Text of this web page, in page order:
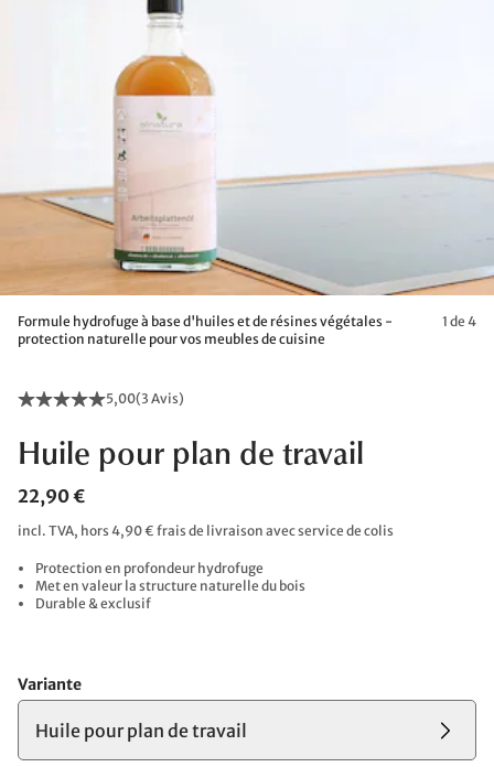
Formule hydrofuge à base d'huiles et de résines végétales -
protection naturelle pour vos meubles de cuisine
1 de 4
5,00(3 Avis)
Huile pour plan de travail
22,90 €
incl. TVA, hors 4,90 € frais de livraison avec service de colis
Protection en profondeur hydrofuge
Met en valeur la structure naturelle du bois
Durable & exclusif
Variante
Huile pour plan de travail